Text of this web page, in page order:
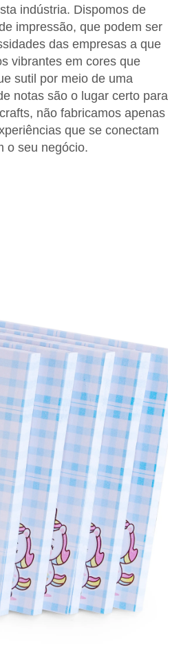
indústria. Dispomos de
impressão, que podem ser
das empresas a que
vibrantes em cores que
sutil por meio de uma
notas são o lugar certo para
não fabricamos apenas
que se conectam
o seu negócio.